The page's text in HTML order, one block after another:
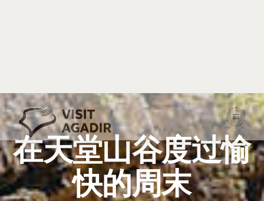
在天堂山谷度过愉
快的周末